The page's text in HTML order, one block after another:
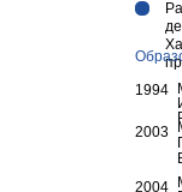
1994
2003
2004